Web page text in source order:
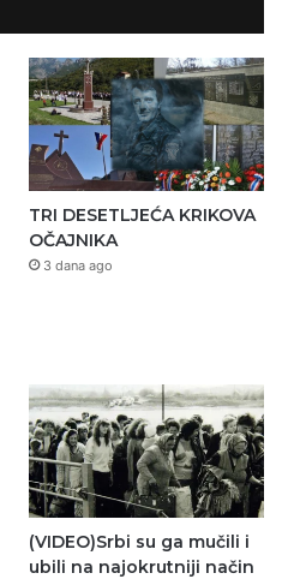
TRI DESETLJEĆA KRIKOVA
OČAJNIKA
3 dana ago
(VIDEO)Srbi su ga mučili i
ubili na najokrutniji način